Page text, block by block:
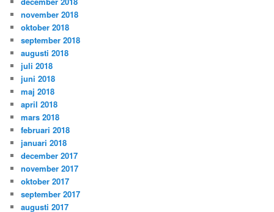
november 2018
oktober 2018
september 2018
augusti 2018
juli 2018
juni 2018
maj 2018
april 2018
mars 2018
februari 2018
januari 2018
december 2017
november 2017
oktober 2017
september 2017
augusti 2017